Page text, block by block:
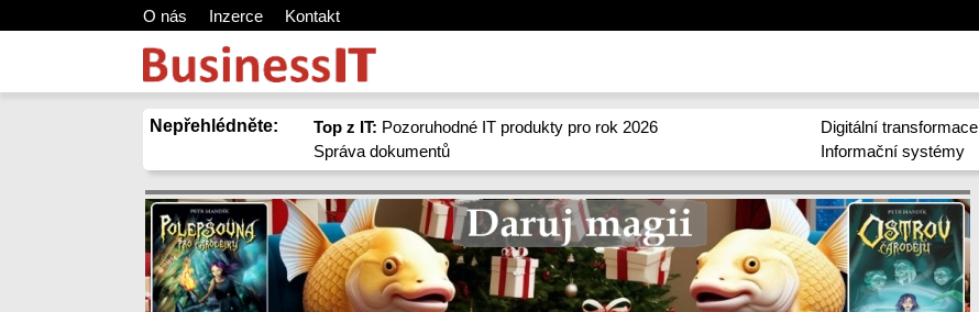
O nás Inzerce Kontakt
Nepřehlédněte: Top z IT: Pozoruhodné IT produkty pro rok 2026
Správa dokumentů
Digitální transformace
Informační systémy